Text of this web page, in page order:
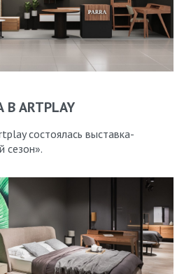
ARTPLAY
состоялась выставка-
сезон».